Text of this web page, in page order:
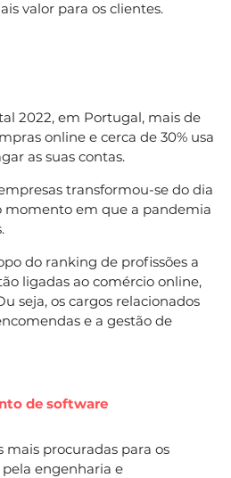
valor para os clientes.
2022, em Portugal, mais de
online e cerca de 30% usa
as suas contas.
transformou-se do dia
momento em que a pandemia
do ranking de profissões a
ligadas ao comércio online,
seja, os cargos relacionados
e a gestão de
de software
mais procuradas para os
engenharia e